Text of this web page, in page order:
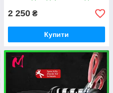
2 250 ₴
Купити